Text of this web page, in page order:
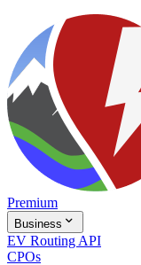
Premium
Business 
EV Routing API
CPOs